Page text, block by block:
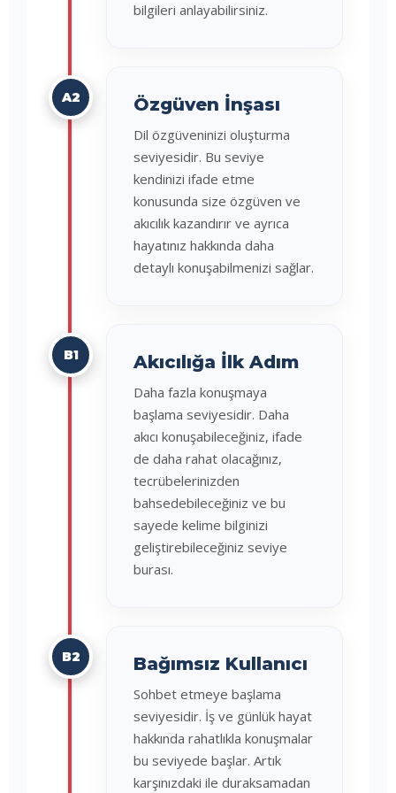
bilgileri anlayabilirsiniz.
A2 Özgüven İnşası
Dil özgüveninizi oluşturma
seviyesidir. Bu seviye
kendinizi ifade etme
konusunda size özgüven ve
akıcılık kazandırır ve ayrıca
hayatınız hakkında daha
detaylı konuşabilmenizi sağlar.
B1 Akıcılığa İlk Adım
Daha fazla konuşmaya
başlama seviyesidir. Daha
akıcı konuşabileceğiniz, ifade
de daha rahat olacağınız,
tecrübelerinizden
bahsedebileceğiniz ve bu
sayede kelime bilginizi
geliştirebileceğiniz seviye
burası.
B2 Bağımsız Kullanıcı
Sohbet etmeye başlama
seviyesidir. İş ve günlük hayat
hakkında rahatlıkla konuşmalar
bu seviyede başlar. Artık
karşınızdaki ile duraksamadan